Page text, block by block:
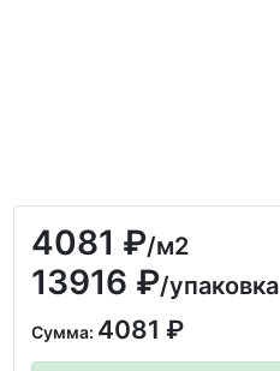
4081 ₽/м2
13916 ₽/упаковка
Сумма: 4081 ₽